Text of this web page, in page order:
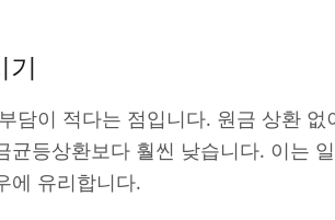
기
담이 적다는 점입니다. 원금 상환 없
등상환보다 훨씬 낮습니다. 이는
에 유리합니다.